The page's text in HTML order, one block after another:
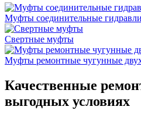
Муфты соединительные
Свертные муфты
Муфты ремонтные чугунные
Качественные
выгодных условиях